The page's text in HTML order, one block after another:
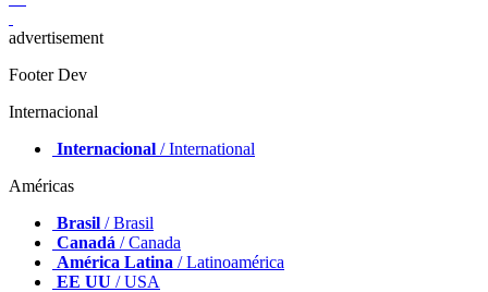
advertisement
Footer Dev
Internacional
Internacional / International
Américas
Brasil / Brasil
Canadá / Canada
América Latina / Latinoamérica
EE UU / USA